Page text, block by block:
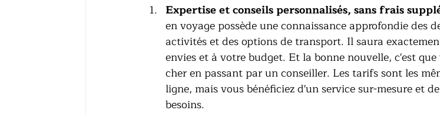
Expertise et conseils personnalisés, sans frais
en voyage possède une connaissance approfondie des
activités et des options de transport. Il saura
envies et à votre budget. Et la bonne nouvelle, c'est
cher en passant par un conseiller. Les tarifs sont les
ligne, mais vous bénéficiez d'un service sur-mesure et
besoins.